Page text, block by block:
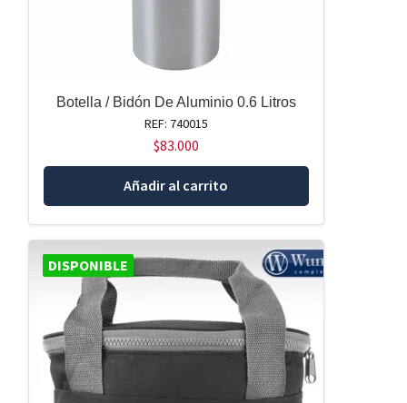
Botella / Bidón De Aluminio 0.6 Litros
REF: 740015
$83.000
Añadir al carrito
DISPONIBLE